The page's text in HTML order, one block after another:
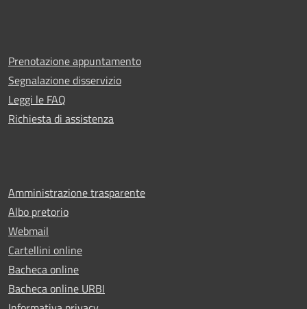
Prenotazione appuntamento
Segnalazione disservizio
Leggi le FAQ
Richiesta di assistenza
Amministrazione trasparente
Albo pretorio
Webmail
Cartellini online
Bacheca online
Bacheca online URBI